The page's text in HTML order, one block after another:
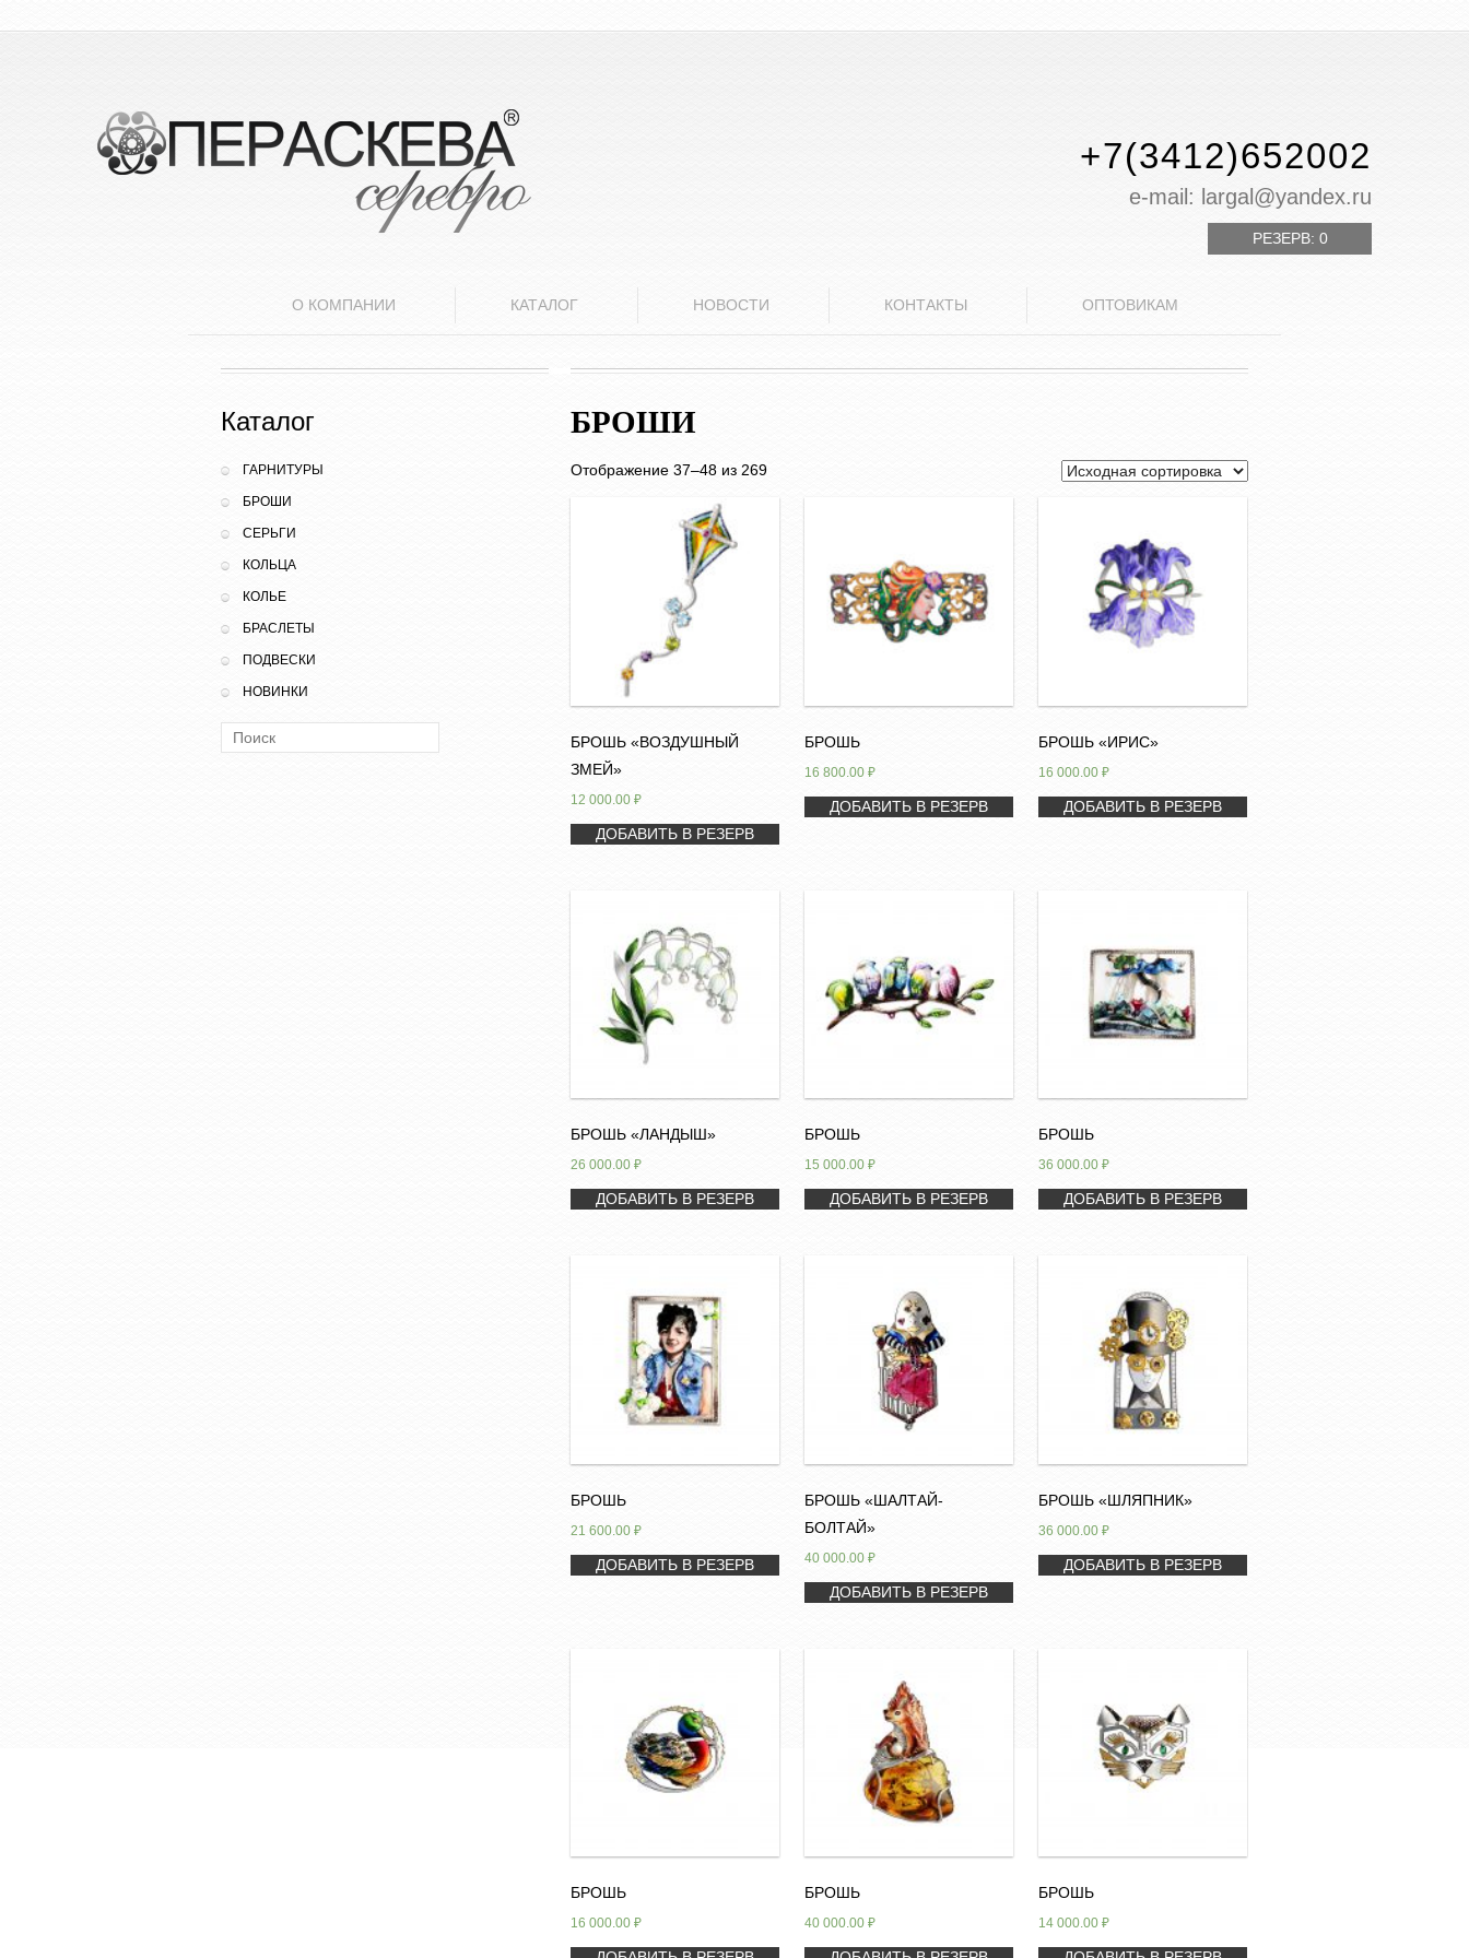
+7(3412)652002
е-mail: largal@yandex.ru
РЕЗЕРВ: 0
О КОМПАНИИ КАТАЛОГ НОВОСТИ КОНТАКТЫ ОПТОВИКАМ
Каталог
ГАРНИТУРЫ
БРОШИ
СЕРЬГИ
КОЛЬЦА
КОЛЬЕ
БРАСЛЕТЫ
ПОДВЕСКИ
НОВИНКИ
Поиск:
БРОШИ
Отображение 37–48 из 269
БРОШЬ «ВОЗДУШНЫЙ
ЗМЕЙ»
12 000.00 ₽
ДОБАВИТЬ В РЕЗЕРВ
БРОШЬ
16 800.00₽
ДОБАВИТЬ В РЕЗЕРВ
БРОШЬ «ИРИС»
16 000.00₽
ДОБАВИТЬ В РЕЗЕРВ
БРОШЬ «ЛАНДЫШ»
26 000.00 ₽
ДОБАВИТЬ В РЕЗЕРВ
БРОШЬ
15 000.00₽
ДОБАВИТЬ В РЕЗЕРВ
БРОШЬ
36 000.00₽
ДОБАВИТЬ В РЕЗЕРВ
БРОШЬ
21 600.00 ₽
ДОБАВИТЬ В РЕЗЕРВ
БРОШЬ «ШАЛТАЙ-
БОЛТАЙ»
40 000.00₽
ДОБАВИТЬ В РЕЗЕРВ
БРОШЬ «ШЛЯПНИК»
36 000.00₽
ДОБАВИТЬ В РЕЗЕРВ
БРОШЬ
16 000.00 ₽
БРОШЬ
40 000.00₽
БРОШЬ
14 000.00₽